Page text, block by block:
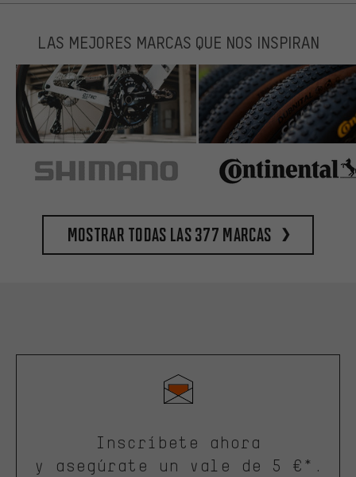
LAS MEJORES MARCAS QUE NOS INSPIRAN
Mostrar todas las 377 marcas
Inscríbete ahora
y asegúrate un vale de 5 €*.